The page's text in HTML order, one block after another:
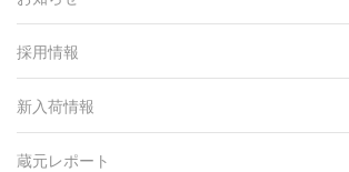
採用情報
新入荷情報
蔵元レポート